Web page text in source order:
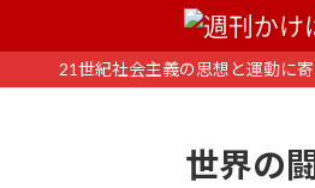
ン
ー
21世紀社会主義の思想と運動に
世界の